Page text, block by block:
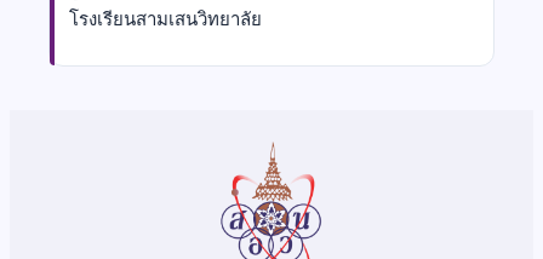
โรงเรียนสามเสนวิทยาลัย